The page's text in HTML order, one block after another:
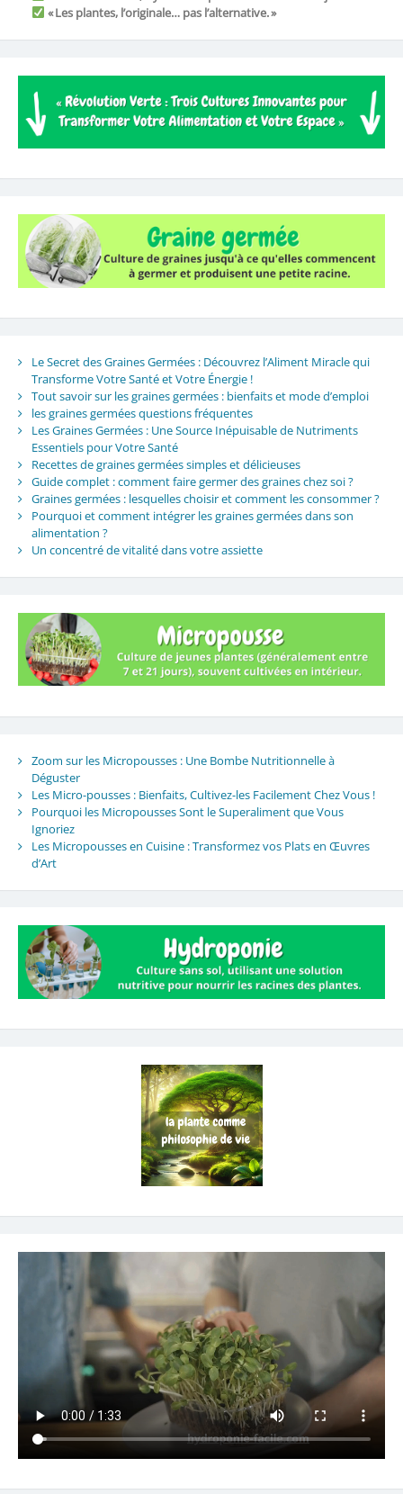
« Les plantes, l’originale… pas l’alternative. »
Le Secret des Graines Germées : Découvrez l’Aliment Miracle qui
Transforme Votre Santé et Votre Énergie !
Tout savoir sur les graines germées : bienfaits et mode d’emploi
les graines germées questions fréquentes
Les Graines Germées : Une Source Inépuisable de Nutriments
Essentiels pour Votre Santé
Recettes de graines germées simples et délicieuses
Guide complet : comment faire germer des graines chez soi ?
Graines germées : lesquelles choisir et comment les consommer ?
Pourquoi et comment intégrer les graines germées dans son
alimentation ?
Un concentré de vitalité dans votre assiette
Zoom sur les Micropousses : Une Bombe Nutritionnelle à
Déguster
Les Micro-pousses : Bienfaits, Cultivez-les Facilement Chez Vous !
Pourquoi les Micropousses Sont le Superaliment que Vous
Ignoriez
Les Micropousses en Cuisine : Transformez vos Plats en Œuvres
d’Art